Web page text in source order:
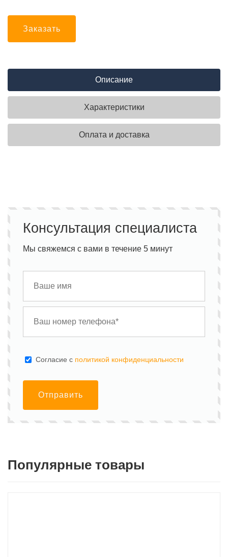
Заказать
Описание
Характеристики
Оплата и доставка
Консультация специалиста
Мы свяжемся с вами в течение 5 минут
Cогласие с политикой конфиденциальности
Отправить
Популярные товары